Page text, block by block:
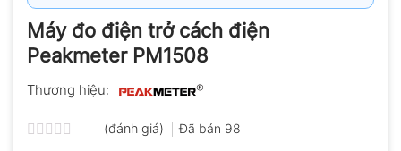
Máy đo điện trở cách điện
Peakmeter PM1508
Thương hiệu:
(đánh giá) Đã bán 98